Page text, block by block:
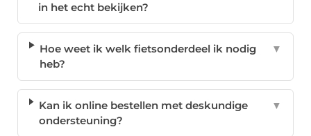
in het echt bekijken?
Hoe weet ik welk fietsonderdeel ik nodig
heb?
▼
Kan ik online bestellen met deskundige
ondersteuning?
▼